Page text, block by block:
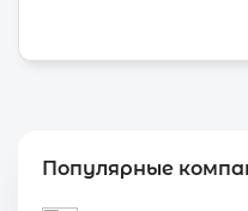
Популярные